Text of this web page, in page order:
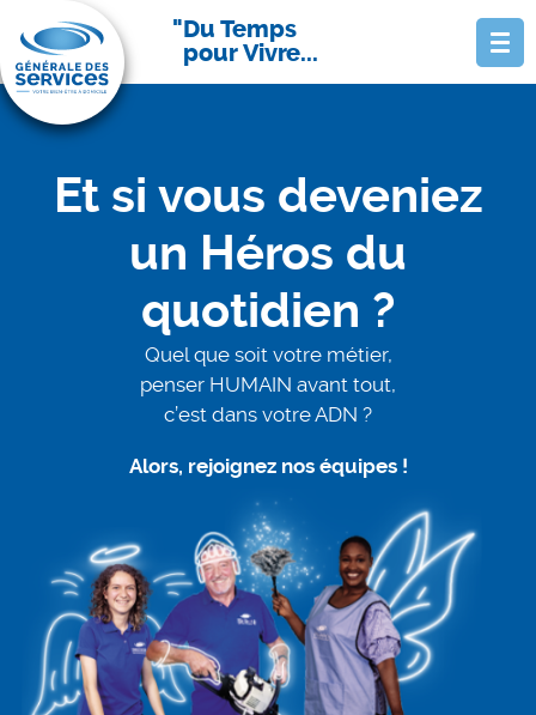
Du Temps
pour Vivre...
Et si vous deveniez
un Héros du
quotidien ?
Quel que soit votre métier,
penser HUMAIN avant tout,
c’est dans votre ADN ?
Alors, rejoignez nos équipes !